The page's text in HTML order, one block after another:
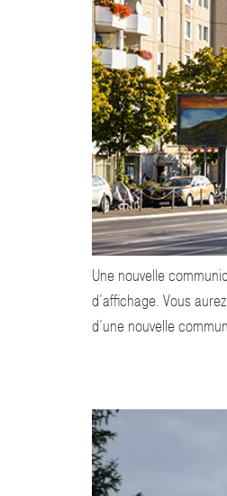
Une nouvelle
d’affichage. Vous
d’une nouvelle